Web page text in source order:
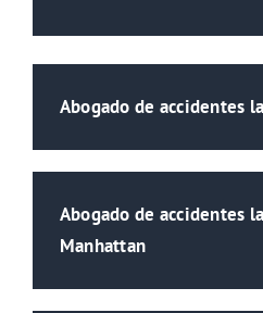
Abogado de accidentes
Abogado de accidentes
Manhattan